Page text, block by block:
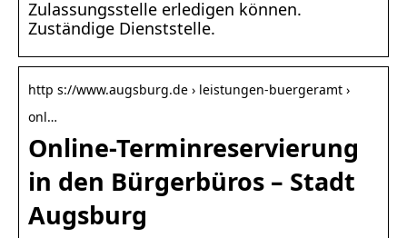
Zulassungsstelle erledigen können.
Zuständige Dienststelle.
http s://www.augsburg.de › leistungen-buergeramt ›
onl…
Online-Terminreservierung
in den Bürgerbüros – Stadt
Augsburg